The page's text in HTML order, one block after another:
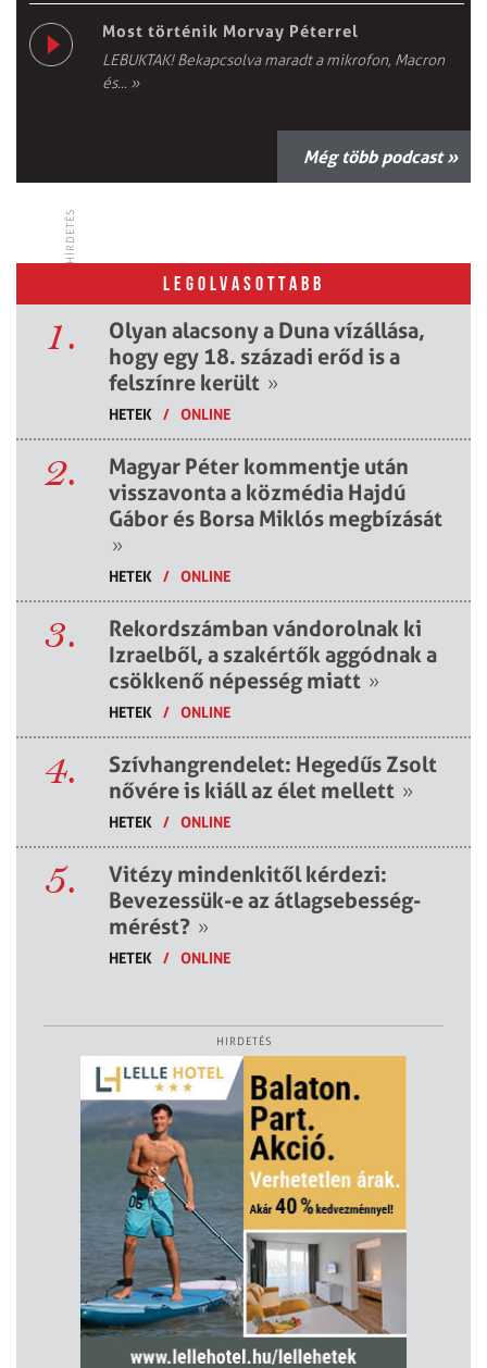
Most történik Morvay Péterrel
LEBUKTAK! Bekapcsolva maradt a mikrofon, Macron
és... »
Még több podcast »
HÍRDETÉS
LEGOLVASOTTABB
1.
Olyan alacsony a Duna vízállása,
hogy egy 18. századi erőd is a
felszínre került »
HETEK / ONLINE
2.
Magyar Péter kommentje után
visszavonta a közmédia Hajdú
Gábor és Borsa Miklós megbízását
»
HETEK / ONLINE
3.
Rekordszámban vándorolnak ki
Izraelből, a szakértők aggódnak a
csökkenő népesség miatt »
HETEK / ONLINE
4.
Szívhangrendelet: Hegedűs Zsolt
nővére is kiáll az élet mellett »
HETEK / ONLINE
5.
Vitézy mindenkitől kérdezi:
Bevezessük-e az átlagsebesség-
mérést? »
HETEK / ONLINE
HIRDETÉS